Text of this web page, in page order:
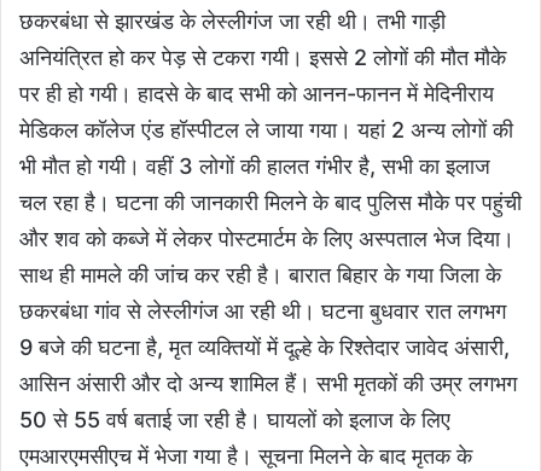
छकरबंधा से झारखंड के लेस्लीगंज जा रही थी। तभी गाड़ी
अनियंत्रित हो कर पेड़ से टकरा गयी। इससे 2 लोगों की मौत मौके
पर ही हो गयी। हादसे के बाद सभी को आनन-फानन में मेदिनीराय
मेडिकल कॉलेज एंड हॉस्पीटल ले जाया गया। यहां 2 अन्य लोगों की
भी मौत हो गयी। वहीं 3 लोगों की हालत गंभीर है, सभी का इलाज
चल रहा है। घटना की जानकारी मिलने के बाद पुलिस मौके पर पहुंची
और शव को कब्जे में लेकर पोस्टमार्टम के लिए अस्पताल भेज दिया।
साथ ही मामले की जांच कर रही है। बारात बिहार के गया जिला के
छकरबंधा गांव से लेस्लीगंज आ रही थी। घटना बुधवार रात लगभग
9 बजे की घटना है, मृत व्यक्तियों में दूल्हे के रिश्तेदार जावेद अंसारी,
आसिन अंसारी और दो अन्य शामिल हैं। सभी मृतकों की उम्र लगभग
50 से 55 वर्ष बताई जा रही है। घायलों को इलाज के लिए
एमआरएमसीएच में भेजा गया है। सूचना मिलने के बाद मृतक के